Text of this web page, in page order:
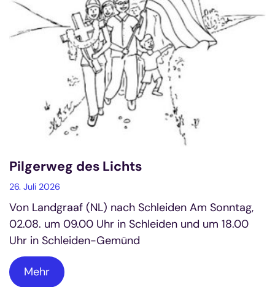
Pilgerweg des Lichts
26. Juli 2026
Von Landgraaf (NL) nach Schleiden Am Sonntag,
02.08. um 09.00 Uhr in Schleiden und um 18.00
Uhr in Schleiden-Gemünd
Mehr